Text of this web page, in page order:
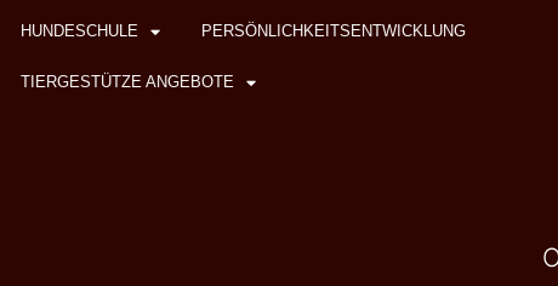
HUNDESCHULE PERSÖNLICHKEITSENTWICKLUNG
TIERGESTÜTZE ANGEBOTE